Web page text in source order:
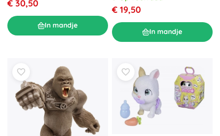
€ 30,50
In mandje
€ 19,50
In mandje